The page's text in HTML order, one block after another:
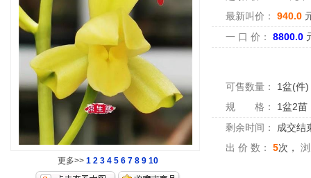
更多>> 1 2 3 4 5 6 7 8 9 10
最新叫价：
940.0
一 口 价：
8800.0
可售数量： 1盆(件)
规 格：
1盆2苗
剩余时间：
成交结
出 价 数：
5次，